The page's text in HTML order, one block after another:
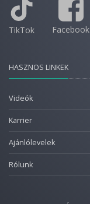
TikTok Facebook
HASZNOS LINKEK
Videók
Karrier
Ajánlólevelek
Rólunk